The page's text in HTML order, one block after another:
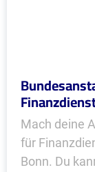
Mach deine
für
Bonn. Du